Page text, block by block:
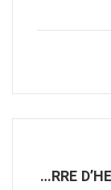
عطر ادکلن هرمس تق هرمس HERMES TERRE D’HERMES